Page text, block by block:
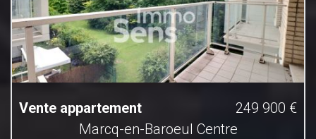
Vente appartement
249 900 €
Marcq-en-Baroeul Centre